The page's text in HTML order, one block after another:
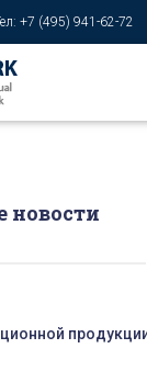
+7 (495) 941-62-72
новости